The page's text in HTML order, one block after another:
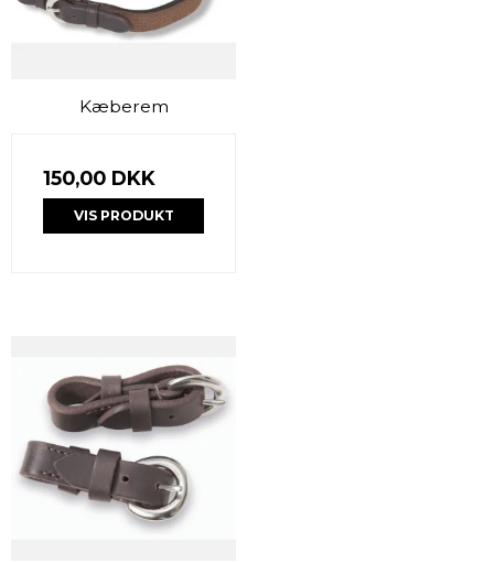
Kæberem
150,00 DKK
VIS PRODUKT